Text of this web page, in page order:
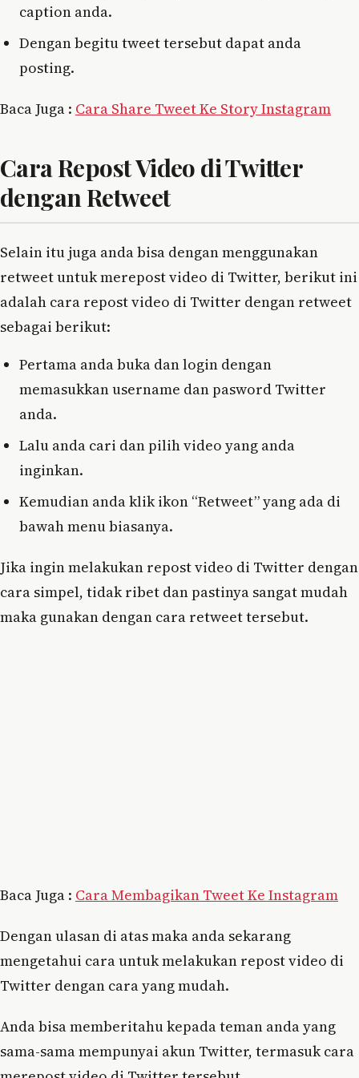
caption anda.
Dengan begitu tweet tersebut dapat anda
posting.
Baca Juga : Cara Share Tweet Ke Story Instagram
Cara Repost Video di Twitter
dengan Retweet
Selain itu juga anda bisa dengan menggunakan
retweet untuk merepost video di Twitter, berikut ini
adalah cara repost video di Twitter dengan retweet
sebagai berikut:
Pertama anda buka dan login dengan
memasukkan username dan pasword Twitter
anda.
Lalu anda cari dan pilih video yang anda
inginkan.
Kemudian anda klik ikon “Retweet” yang ada di
bawah menu biasanya.
Jika ingin melakukan repost video di Twitter dengan
cara simpel, tidak ribet dan pastinya sangat mudah
maka gunakan dengan cara retweet tersebut.
Baca Juga : Cara Membagikan Tweet Ke Instagram
Dengan ulasan di atas maka anda sekarang
mengetahui cara untuk melakukan repost video di
Twitter dengan cara yang mudah.
Anda bisa memberitahu kepada teman anda yang
sama-sama mempunyai akun Twitter, termasuk cara